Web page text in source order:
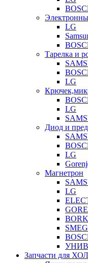
LG
Тарелка и
LG
LG
Диод и
LG
Магнетрон
LG
BORK
SMEG
Запчасти для